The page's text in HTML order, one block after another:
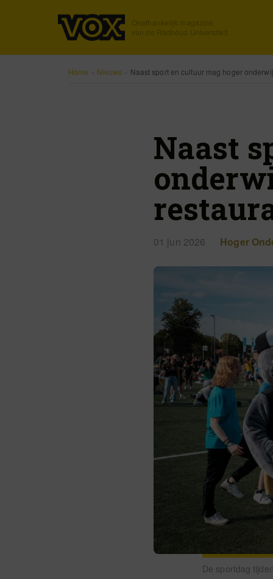
Home Nieuws Naast sport en cultuur mag hoger
Naast
01 jun 2026 Hoger
De sportdag